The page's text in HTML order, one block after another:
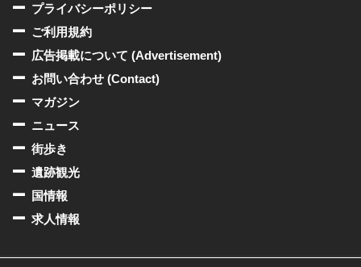
プライバシーポリシー
ご利用規約
広告掲載について (Advertisement)
お問い合わせ (Contact)
マガジン
ニュース
街歩き
遺跡観光
国情報
求人情報